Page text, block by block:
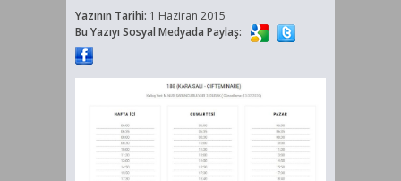
Yazının Tarihi: 1 Haziran 2015
Bu Yazıyı Sosyal Medyada Paylaş: